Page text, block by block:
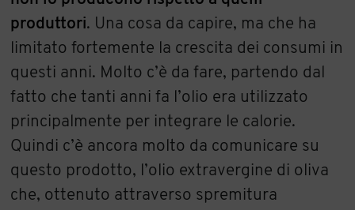
produttori. Una cosa da capire, ma che ha
limitato fortemente la crescita dei consumi in
questi anni. Molto c’è da fare, partendo dal
fatto che tanti anni fa l’olio era utilizzato
principalmente per integrare le calorie.
Quindi c’è ancora molto da comunicare su
questo prodotto, l’olio extravergine di oliva
che, ottenuto attraverso spremitura